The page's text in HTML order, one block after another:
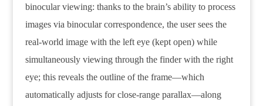
binocular viewing: thanks to the brain’s ability to process
images via binocular correspondence, the user sees the
real-world image with the left eye (kept open) while
simultaneously viewing through the finder with the right
eye; this reveals the outline of the frame—which
automatically adjusts for close-range parallax—along